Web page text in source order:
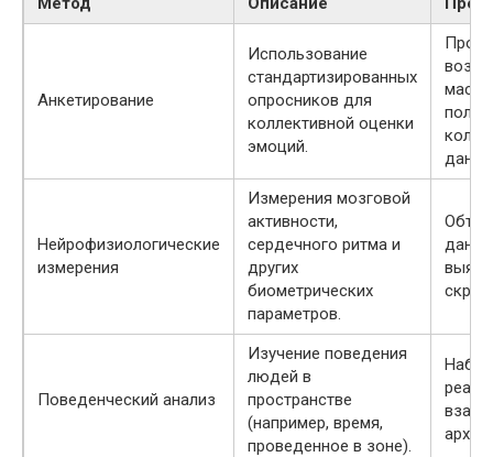
Анкетирование
Использование
стандартизированных
опросников для
коллективной оценки
эмоций.
Нейрофизиологические
измерения
Измерения мозговой
активности,
сердечного ритма и
других
биометрических
параметров.
Поведенческий анализ
Изучение поведения
людей в
пространстве
(например, время,
проведенное в зоне).